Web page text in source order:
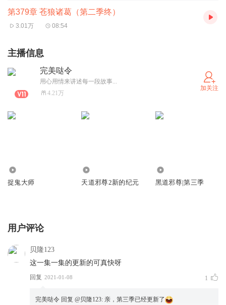
第379章 苍狼诸葛（第二季终）
3.01万 08:54
主播信息
完美哒令
用心用情来讲述每一段故事...
4.21万
加关注
捉鬼大师 天道邪尊2新的纪元 黑道邪尊|第三季
用户评论
贝隆123
这一集一集的更新的可真快呀
回复 2021-01-08 1
完美哒令 回复 @贝隆123: 亲，第三季已经更新了